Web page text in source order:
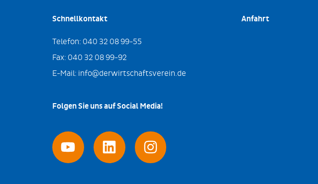
Schnellkontakt
Telefon: 040 32 08 99-55
Fax: 040 32 08 99-92
E-Mail: info@derwirtschaftsverein.de
Folgen Sie uns auf Social Media!
Anfahrt